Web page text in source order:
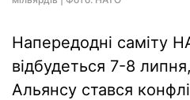
Напередодні саміту
відбудеться 7-8
Альянсу стався